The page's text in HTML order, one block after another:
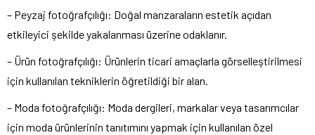
– Peyzaj fotoğrafçılığı: Doğal manzaraların estetik açıdan
etkileyici şekilde yakalanması üzerine odaklanır.
– Ürün fotoğrafçılığı: Ürünlerin ticari amaçlarla görselleştirilmesi
için kullanılan tekniklerin öğretildiği bir alan.
– Moda fotoğrafçılığı: Moda dergileri, markalar veya tasarımcılar
için moda ürünlerinin tanıtımını yapmak için kullanılan özel